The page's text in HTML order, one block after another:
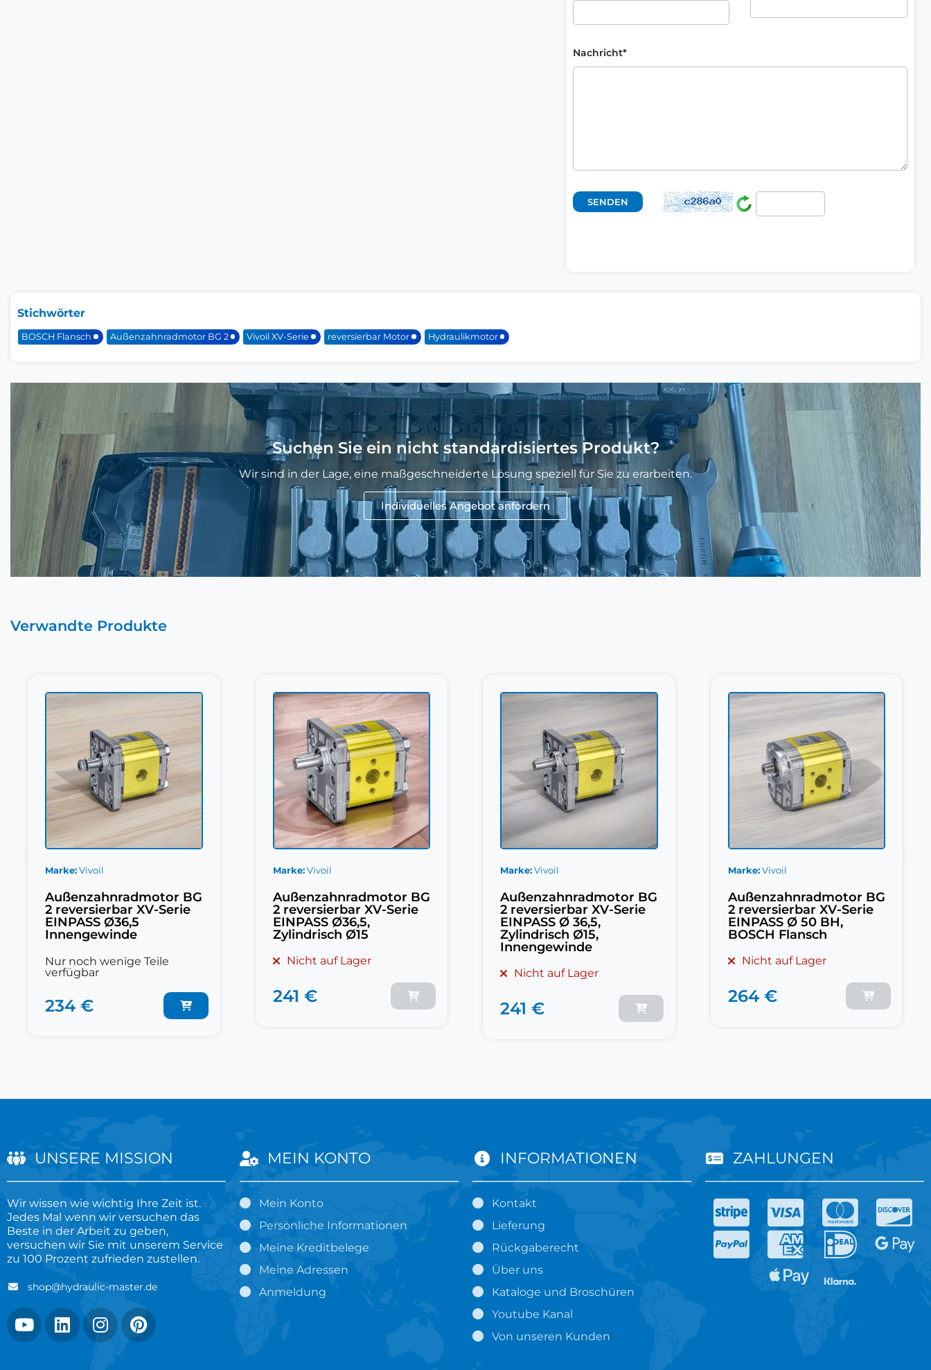
Nachricht*
Stichwörter
BOSCH Flansch Außenzahnradmotor BG 2 Vivoil XV-Serie reversierbar Motor Hydraulikmotor
Suchen Sie ein nicht standardisiertes Produkt?
Wir sind in der Lage, eine maßgeschneiderte Lösung speziell für Sie zu erarbeiten.
Individuelles Angebot anfordern
Verwandte Produkte
Marke Vivoil
Außenzahnradmotor BG
2 reversierbar XV-Serie
EINPASS Ø36,5
Innengewinde
Nur noch wenige Teile
verfügbar
234 €
Marke Vivoil
Außenzahnradmotor BG
2 reversierbar XV-Serie
EINPASS Ø36,5,
Zylindrisch Ø15
Nicht auf Lager
241 €
Marke Vivoil
Außenzahnradmotor BG
2 reversierbar XV-Serie
EINPASS Ø 36,5,
Zylindrisch Ø15,
Innengewinde
Nicht auf Lager
241 €
Marke Vivoil
Außenzahnradmotor BG
2 reversierbar XV-Serie
EINPASS Ø 50 BH,
BOSCH Flansch
Nicht auf Lager
264 €
UNSERE MISSION
Wir wissen wie wichtig Ihre Zeit ist.
Jedes Mal wenn wir versuchen das
Beste in der Arbeit zu geben,
versuchen wir Sie mit unserem Service
zu 100 Prozent zufrieden zustellen.
shop@hydraulic-master.de
MEIN KONTO
Mein Konto
Persönliche Informationen
Meine Kreditbelege
Meine Adressen
Anmeldung
INFORMATIONEN
Kontakt
Lieferung
Rückgaberecht
Über uns
Kataloge und Broschüren
Youtube Kanal
Von unseren Kunden
ZAHLUNGEN